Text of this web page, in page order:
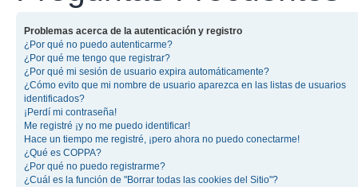
Problemas acerca de la autenticación y registro
¿Por qué no puedo autenticarme?
¿Por qué me tengo que registrar?
¿Por qué mi sesión de usuario expira automáticamente?
¿Cómo evito que mi nombre de usuario aparezca en las listas de usuarios
identificados?
¡Perdí mi contraseña!
Me registré ¡y no me puedo identificar!
Hace un tiempo me registré, ¡pero ahora no puedo conectarme!
¿Qué es COPPA?
¿Por qué no puedo registrarme?
¿Cuál es la función de "Borrar todas las cookies del Sitio"?